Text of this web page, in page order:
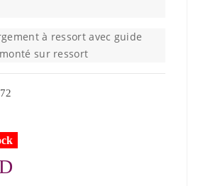
à ressort avec guide
sur ressort